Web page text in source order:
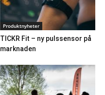
Produktnyheter
TICKR Fit – ny pulssensor på
marknaden